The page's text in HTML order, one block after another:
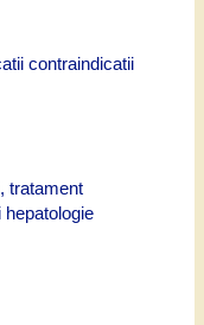
contraindicatii
tratament